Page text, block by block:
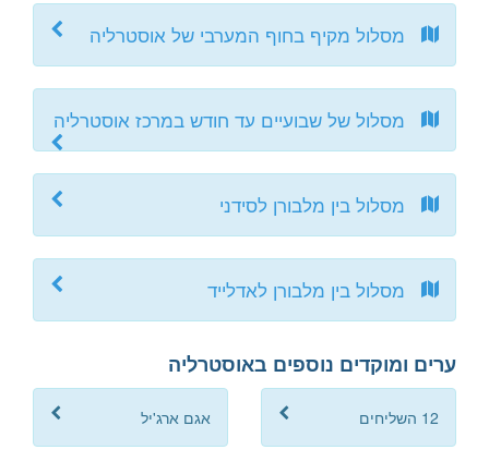
מסלול מקיף בחוף המערבי של אוסטרליה
מסלול של שבועיים עד חודש במרכז אוסטרליה
מסלול בין מלבורן לסידני
מסלול בין מלבורן לאדלייד
ערים ומוקדים נוספים באוסטרליה
12 השליחים אגם ארג'יל